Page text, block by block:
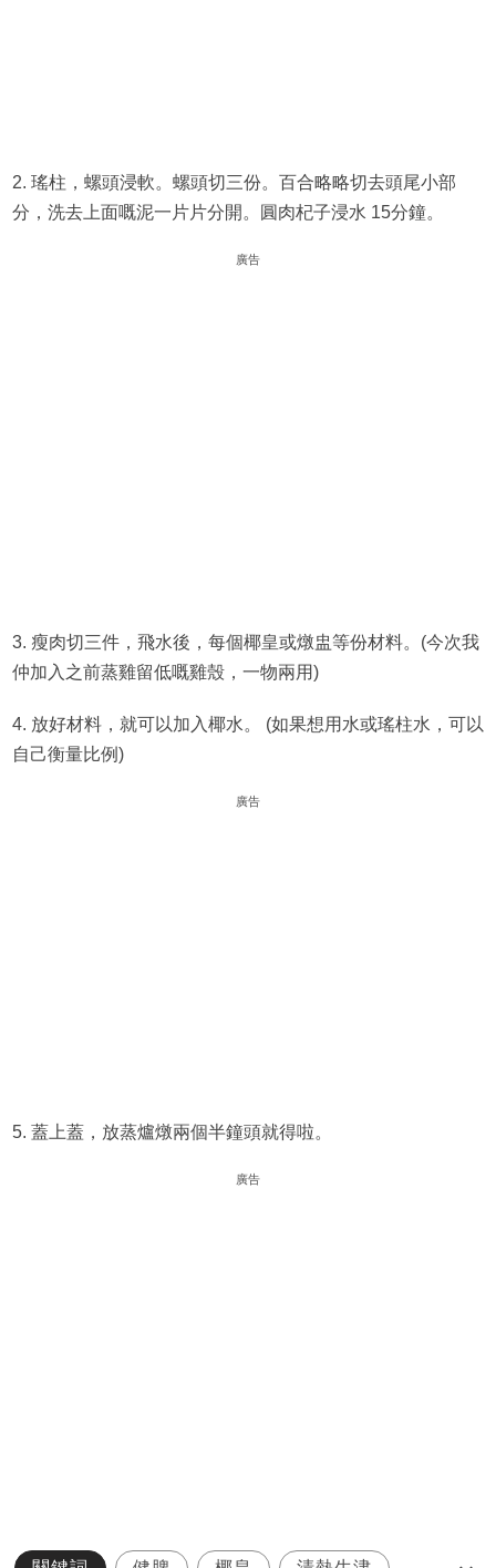
2. 瑤柱，螺頭浸軟。螺頭切三份。百合略略切去頭尾小部
分，洗去上面嘅泥一片片分開。圓肉杞子浸水 15分鐘。
廣告
3. 瘦肉切三件，飛水後，每個椰皇或燉盅等份材料。(今次我
仲加入之前蒸雞留低嘅雞殼，一物兩用)
4. 放好材料，就可以加入椰水。 (如果想用水或瑤柱水，可以
自己衡量比例)
廣告
5. 蓋上蓋，放蒸爐燉兩個半鐘頭就得啦。
廣告